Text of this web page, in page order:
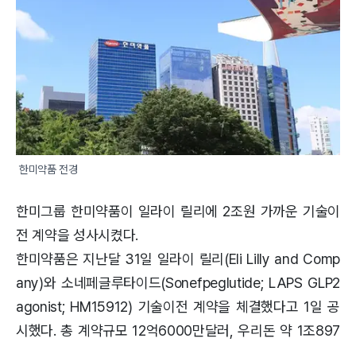
한미약품 전경
한미그룹 한미약품이 일라이 릴리에 2조원 가까운 기술이
전 계약을 성사시켰다.
한미약품은 지난달 31일 일라이 릴리(Eli Lilly and Comp
any)와 소네페글루타이드(Sonefpeglutide; LAPS GLP2
agonist; HM15912) 기술이전 계약을 체결했다고 1일 공
시했다. 총 계약규모 12억6000만달러, 우리돈 약 1조897